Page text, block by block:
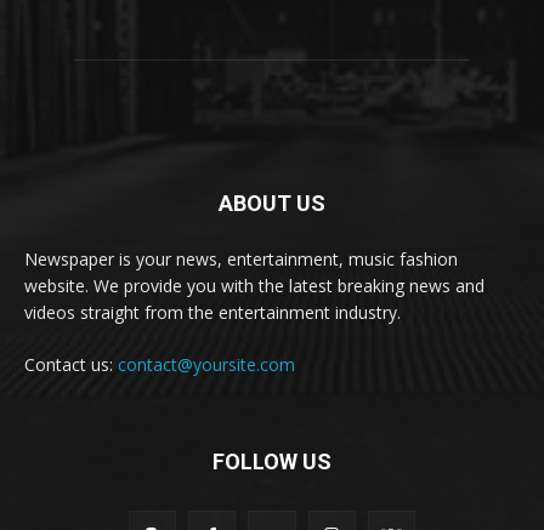
ABOUT US
Newspaper is your news, entertainment, music fashion
website. We provide you with the latest breaking news and
videos straight from the entertainment industry.
Contact us: contact@yoursite.com
FOLLOW US